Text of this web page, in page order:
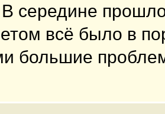
середине
всё было в
большие